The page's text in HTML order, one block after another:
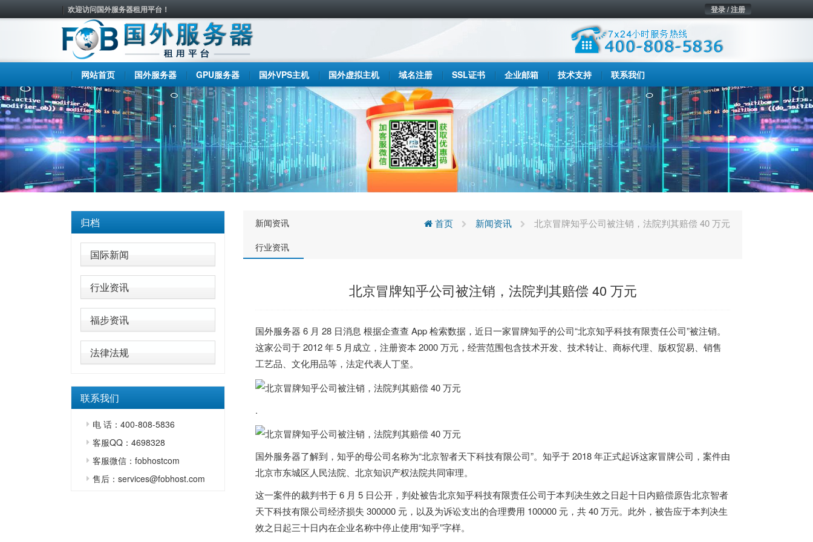
欢迎访问国外服务器租用平台！ 登录 / 注册
网站首页 国外服务器 GPU服务器 国外VPS主机 国外虚拟主机 域名注册 SSL证书 企业邮箱 技术支持 联系我们
归档
国际新闻
行业资讯
福步资讯
法律法规
联系我们
电 话：400-808-5836
客服QQ：4698328
客服微信：fobhostcom
售后：services@fobhost.com
新闻资讯
行业资讯
首页 新闻资讯 北京冒牌知乎公司被注销，法院判其赔偿 40 万元
北京冒牌知乎公司被注销，法院判其赔偿 40 万元
国外服务器 6 月 28 日消息 根据企查查 App 检索数据，近日一家冒牌知乎的公司“北京知乎科技有限责任公司”被注销。
这家公司于 2012 年 5 月成立，注册资本 2000 万元，经营范围包含技术开发、技术转让、商标代理、版权贸易、销售
工艺品、文化用品等，法定代表人丁坚。
.
国外服务器了解到，知乎的母公司名称为“北京智者天下科技有限公司”。知乎于 2018 年正式起诉这家冒牌公司，案件由
北京市东城区人民法院、北京知识产权法院共同审理。
这一案件的裁判书于 6 月 5 日公开，判处被告北京知乎科技有限责任公司于本判决生效之日起十日内赔偿原告北京智者
天下科技有限公司经济损失 300000 元，以及为诉讼支出的合理费用 100000 元，共 40 万元。此外，被告应于本判决生
效之日起三十日内在企业名称中停止使用“知乎”字样。